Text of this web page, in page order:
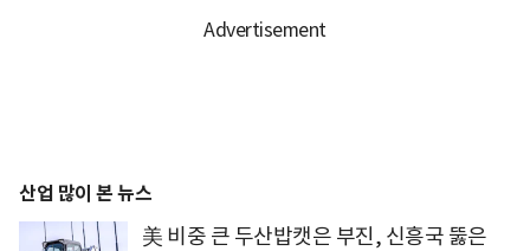
산업 많이 본 뉴스
美 비중 큰 두산밥캣은 부진, 신흥국 뚫은